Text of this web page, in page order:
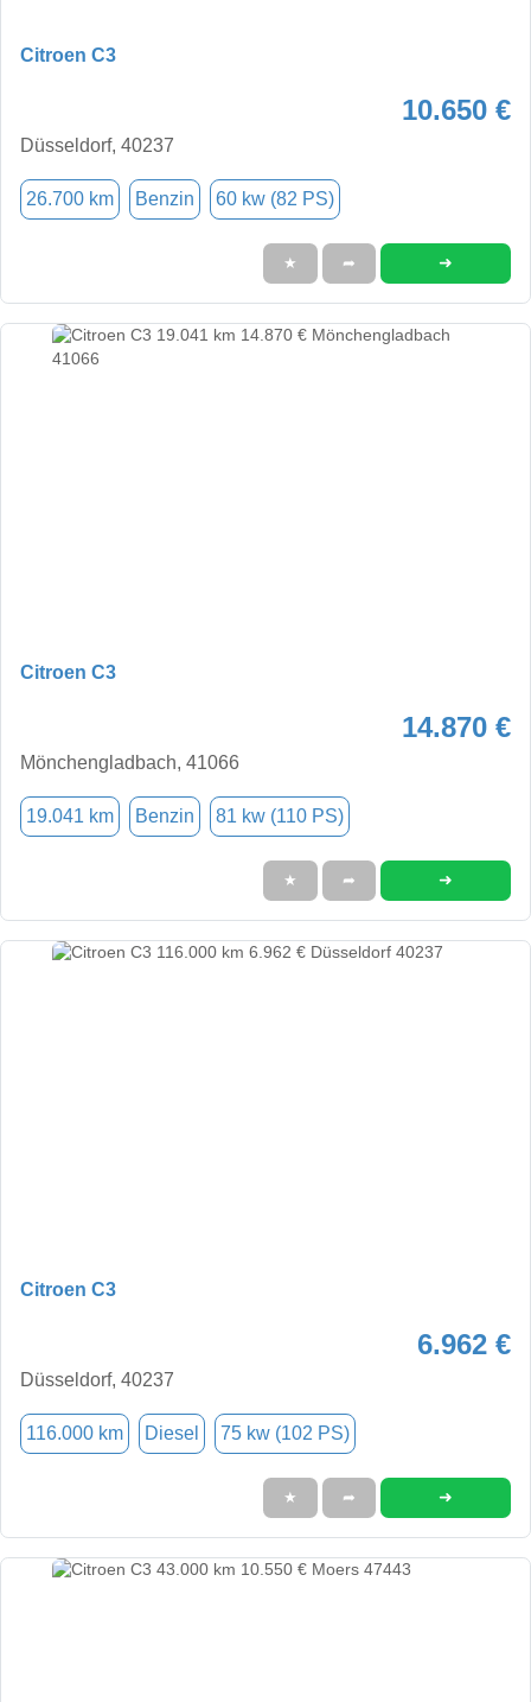
Citroen C3
10.650 €
Düsseldorf, 40237
26.700 km Benzin 60 kw (82 PS)
★ ➦ ➜
Citroen C3
14.870 €
Mönchengladbach, 41066
19.041 km Benzin 81 kw (110 PS)
★ ➦ ➜
Citroen C3
6.962 €
Düsseldorf, 40237
116.000 km Diesel 75 kw (102 PS)
★ ➦ ➜